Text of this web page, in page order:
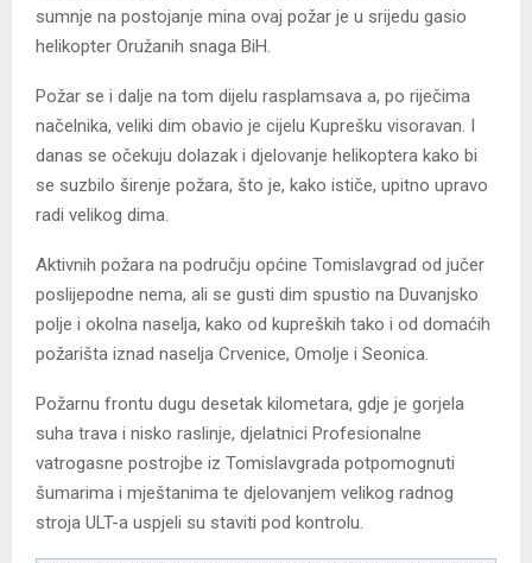
sumnje na postojanje mina ovaj požar je u srijedu gasio
helikopter Oružanih snaga BiH.
Požar se i dalje na tom dijelu rasplamsava a, po riječima
načelnika, veliki dim obavio je cijelu Kuprešku visoravan. I
danas se očekuju dolazak i djelovanje helikoptera kako bi
se suzbilo širenje požara, što je, kako ističe, upitno upravo
radi velikog dima.
Aktivnih požara na području općine Tomislavgrad od jučer
poslijepodne nema, ali se gusti dim spustio na Duvanjsko
polje i okolna naselja, kako od kupreških tako i od domaćih
požarišta iznad naselja Crvenice, Omolje i Seonica.
Požarnu frontu dugu desetak kilometara, gdje je gorjela
suha trava i nisko raslinje, djelatnici Profesionalne
vatrogasne postrojbe iz Tomislavgrada potpomognuti
šumarima i mještanima te djelovanjem velikog radnog
stroja ULT-a uspjeli su staviti pod kontrolu.